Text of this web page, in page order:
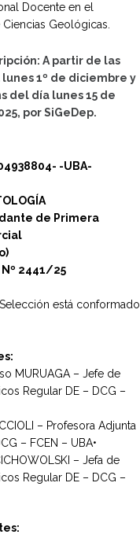
Docente en el
Geológicas.
Apartir de las
lunes 1º de diciembre y
del díalunes15 de
, por SiGeDep.
-UBA-
de Primera
Nº 2441/25
está conformado
MURUAGA – Jefe de
Regular DE – DCG –
– Profesora Adjunta
– FCEN – UBA•
– Jefa de
Regular DE – DCG –